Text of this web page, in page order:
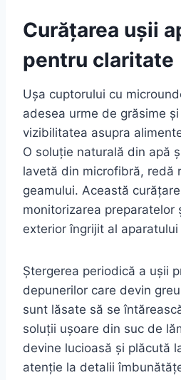
Curățarea ușii
pentru claritate
Ușa cuptorului cu
adesea urme de grăsime
vizibilitatea asupra
O soluție naturală din apă
lavetă din microfibră, redă
geamului. Această
monitorizarea preparatelor
exterior îngrijit al
Ștergerea periodică a ușii
depunerilor care devin
sunt lăsate să se
soluții ușoare din suc de
devine lucioasă și plăcută
atenție la detalii